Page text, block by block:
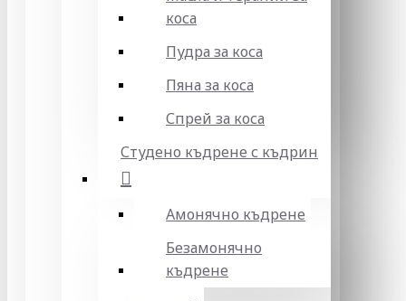
коса
Пудра за коса
Пяна за коса
Спрей за коса
Студено къдрене с къдрин
Амонячно къдрене
Безамонячно
къдрене